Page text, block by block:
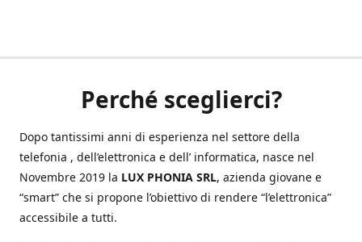
Perché sceglierci?
Dopo tantissimi anni di esperienza nel settore della
telefonia , dell’elettronica e dell’ informatica, nasce nel
Novembre 2019 la LUX PHONIA SRL, azienda giovane e
“smart” che si propone l’obiettivo di rendere “l’elettronica”
accessibile a tutti.